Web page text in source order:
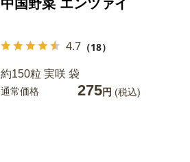
中国野菜 エンツァイ
4.7 （18）
約150粒 実咲 袋
通常価格 275円 (税込)